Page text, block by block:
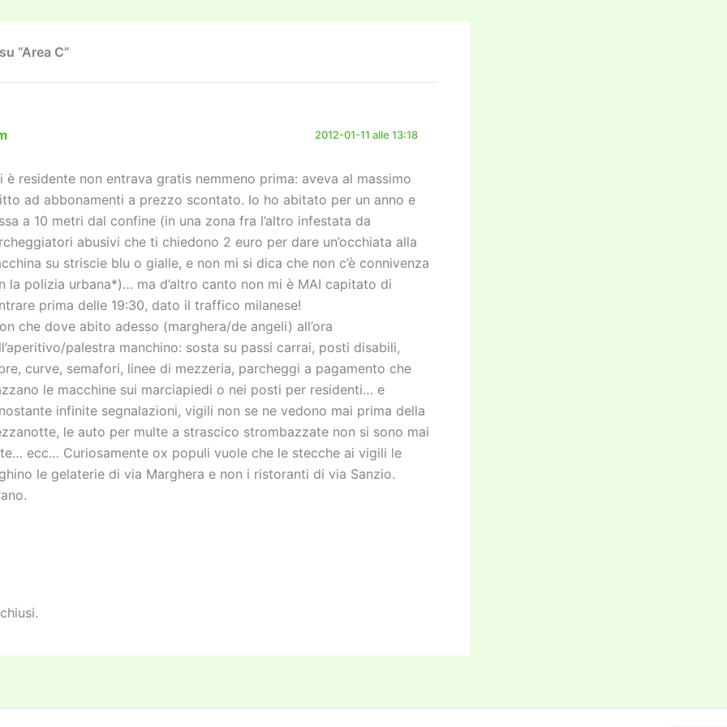
n
k
“Area C”
2012-01-11 alle 13:18
è residente non entrava gratis nemmeno prima: aveva al massimo
ad abbonamenti a prezzo scontato. Io ho abitato per un anno e
a 10 metri dal confine (in una zona fra l’altro infestata da
abusivi che ti chiedono 2 euro per dare un’occhiata alla
su striscie blu o gialle, e non mi si dica che non c’è connivenza
la polizia urbana*)… ma d’altro canto non mi è MAI capitato di
prima delle 19:30, dato il traffico milanese!
che dove abito adesso (marghera/de angeli) all’ora
palestra manchino: sosta su passi carrai, posti disabili,
curve, semafori, linee di mezzeria, parcheggi a pagamento che
le macchine sui marciapiedi o nei posti per residenti… e
infinite segnalazioni, vigili non se ne vedono mai prima della
le auto per multe a strascico strombazzate non si sono mai
ecc… Curiosamente ox populi vuole che le stecche ai vigili le
le gelaterie di via Marghera e non i ristoranti di via Sanzio.